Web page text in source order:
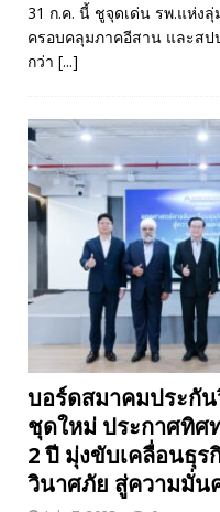
31 ก.ค. นี้ ชูจุดเด่น รพ.แห่ง
ครอบคลุมภาคอีสาน และสป
กว่า [...]
บอร์ดสมาคมประกั
ชุดใหม่ ประกาศทิศ
2 ปี มุ่งขับเคลื่อนธุร
วินาศภัย สู่ความมั่น